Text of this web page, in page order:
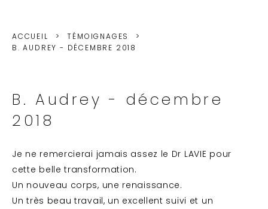
ACCUEIL
TÉMOIGNAGES
B. AUDREY - DÉCEMBRE 2018
B. Audrey - décembre
2018
Je ne remercierai jamais assez le Dr LAVIE pour
cette belle transformation.
Un nouveau corps, une renaissance.
Un très beau travail, un excellent suivi et un